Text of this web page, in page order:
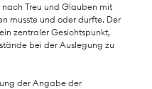
Treu und Glauben mit
musste und oder durfte. Der
zentraler Gesichtspunkt,
bei der Auslegung zu
der Angabe der